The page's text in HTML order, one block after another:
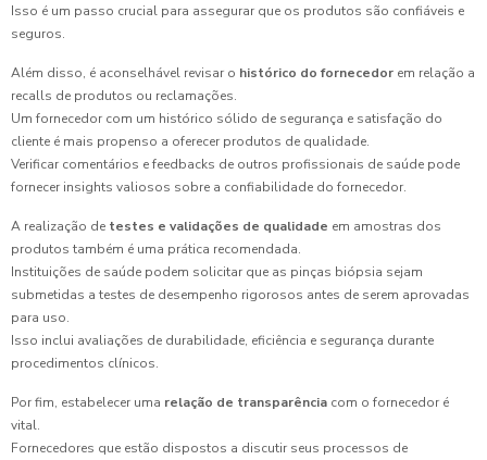
Isso é um passo crucial para assegurar que os produtos são confiáveis e
seguros.
Além disso, é aconselhável revisar o histórico do fornecedor em relação a
recalls de produtos ou reclamações.
Um fornecedor com um histórico sólido de segurança e satisfação do
cliente é mais propenso a oferecer produtos de qualidade.
Verificar comentários e feedbacks de outros profissionais de saúde pode
fornecer insights valiosos sobre a confiabilidade do fornecedor.
A realização de testes e validações de qualidade em amostras dos
produtos também é uma prática recomendada.
Instituições de saúde podem solicitar que as pinças biópsia sejam
submetidas a testes de desempenho rigorosos antes de serem aprovadas
para uso.
Isso inclui avaliações de durabilidade, eficiência e segurança durante
procedimentos clínicos.
Por fim, estabelecer uma relação de transparência com o fornecedor é
vital.
Fornecedores que estão dispostos a discutir seus processos de